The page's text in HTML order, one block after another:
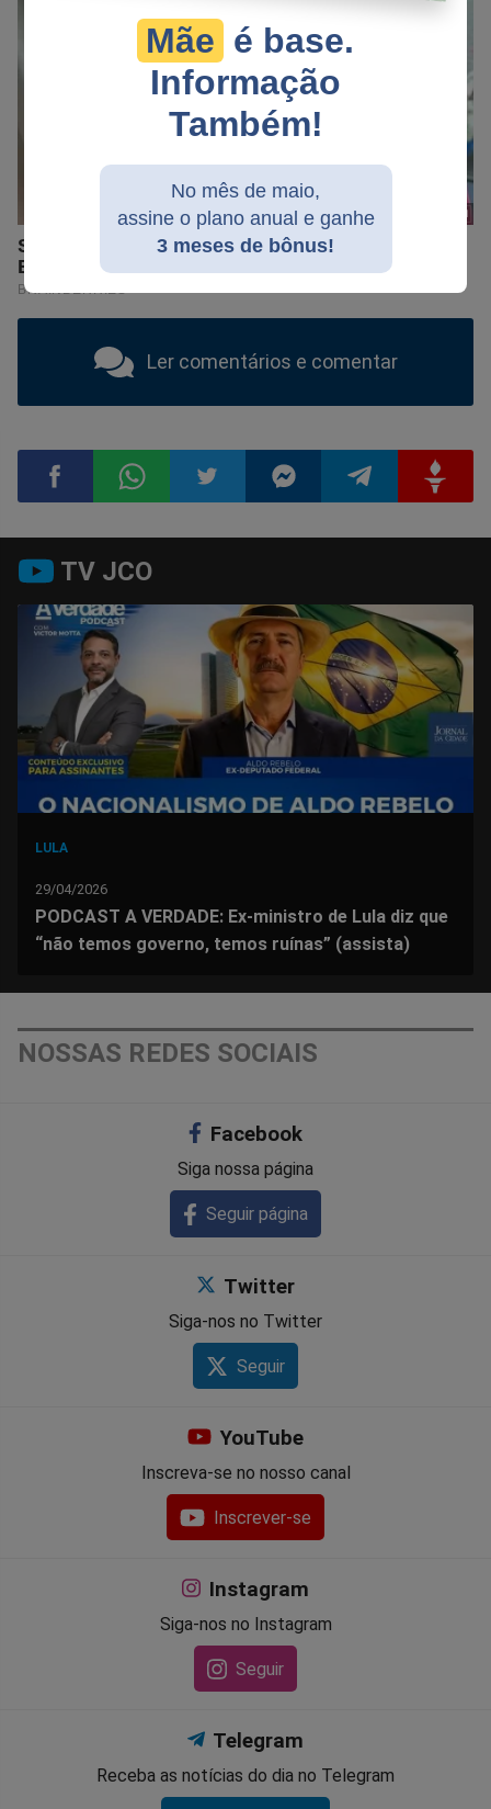
Mãe é base.
Informação
Também!
No mês de maio,
assine o plano anual e ganhe
3 meses de bônus!
Ler comentários e comentar
no
Facebook
no
Whatsapp
no
Twitter
no
Messenger
no
Telegram
no
Gettr
TV JCO
LULA
29/04/2026
PODCAST A VERDADE: Ex-ministro de Lula diz que
“não temos governo, temos ruínas” (assista)
NOSSAS REDES SOCIAIS
Facebook
Siga nossa página
Seguir página
Twitter
Siga-nos no Twitter
Seguir
YouTube
Inscreva-se no nosso canal
Inscrever-se
Instagram
Siga-nos no Instagram
Seguir
Telegram
Receba as notícias do dia no Telegram